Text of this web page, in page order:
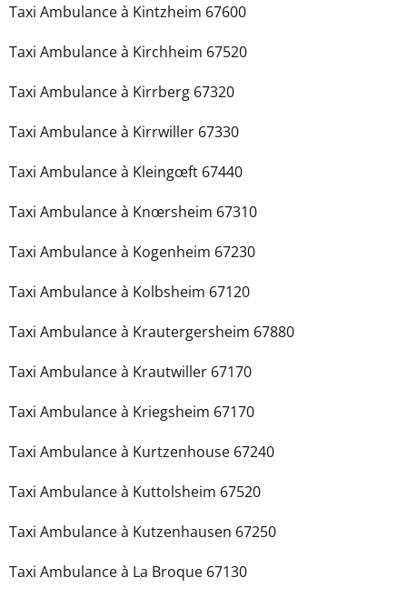
Taxi Ambulance à Kintzheim 67600
Taxi Ambulance à Kirchheim 67520
Taxi Ambulance à Kirrberg 67320
Taxi Ambulance à Kirrwiller 67330
Taxi Ambulance à Kleingœft 67440
Taxi Ambulance à Knœrsheim 67310
Taxi Ambulance à Kogenheim 67230
Taxi Ambulance à Kolbsheim 67120
Taxi Ambulance à Krautergersheim 67880
Taxi Ambulance à Krautwiller 67170
Taxi Ambulance à Kriegsheim 67170
Taxi Ambulance à Kurtzenhouse 67240
Taxi Ambulance à Kuttolsheim 67520
Taxi Ambulance à Kutzenhausen 67250
Taxi Ambulance à La Broque 67130